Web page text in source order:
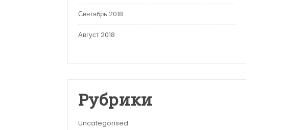
Сентябрь 2018
Август 2018
Рубрики
Uncategorised